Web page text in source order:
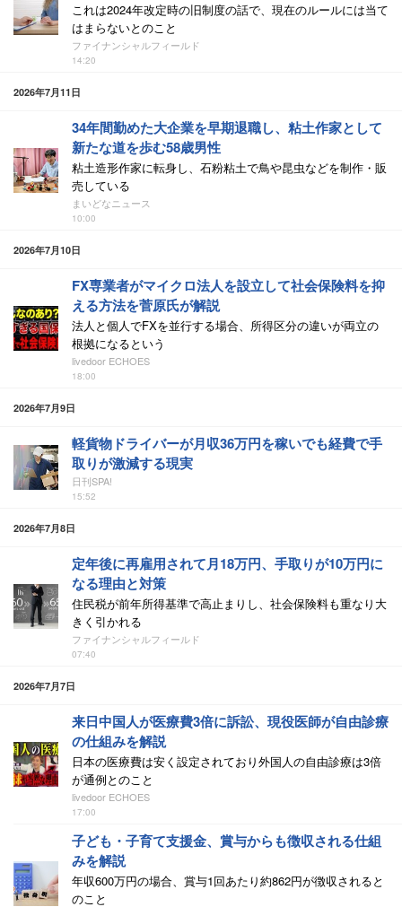
これは2024年改定時の旧制度の話で、現在のルールには当て
はまらないとのこと
ファイナンシャルフィールド
14:20
2026年7月11日
34年間勤めた大企業を早期退職し、粘土作家として
新たな道を歩む58歳男性
粘土造形作家に転身し、石粉粘土で鳥や昆虫などを制作・販
売している
まいどなニュース
10:00
2026年7月10日
FX専業者がマイクロ法人を設立して社会保険料を抑
える方法を菅原氏が解説
法人と個人でFXを並行する場合、所得区分の違いが両立の
根拠になるという
livedoor ECHOES
18:00
2026年7月9日
軽貨物ドライバーが月収36万円を稼いでも経費で手
取りが激減する現実
日刊SPA!
15:52
2026年7月8日
定年後に再雇用されて月18万円、手取りが10万円に
なる理由と対策
住民税が前年所得基準で高止まりし、社会保険料も重なり大
きく引かれる
ファイナンシャルフィールド
07:40
2026年7月7日
来日中国人が医療費3倍に訴訟、現役医師が自由診療
の仕組みを解説
日本の医療費は安く設定されており外国人の自由診療は3倍
が通例とのこと
livedoor ECHOES
17:00
子ども・子育て支援金、賞与からも徴収される仕組
みを解説
年収600万円の場合、賞与1回あたり約862円が徴収されると
のこと